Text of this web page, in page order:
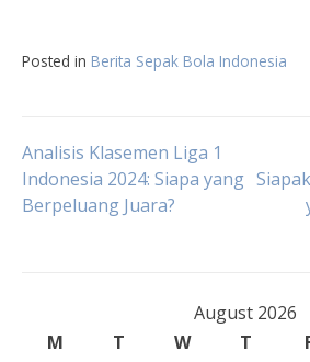
Posted in Berita Sepak Bola Indonesia
Post
navigation
Analisis Klasemen Liga 1
Indonesia 2024: Siapa yang
Berpeluang Juara?
August 2026
M
T W T